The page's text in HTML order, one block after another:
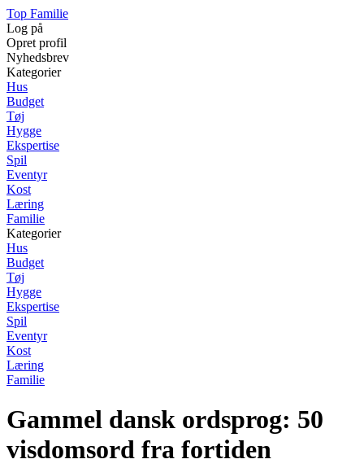
Top Familie
Log på
Opret profil
Nyhedsbrev
Kategorier
Hus
Budget
Tøj
Hygge
Ekspertise
Spil
Eventyr
Kost
Læring
Familie
Kategorier
Hus
Budget
Tøj
Hygge
Ekspertise
Spil
Eventyr
Kost
Læring
Familie
Gammel dansk ordsprog: 50
visdomsord fra fortiden